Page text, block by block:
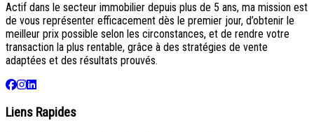
Actif dans le secteur immobilier depuis plus de 5 ans, ma mission est
de vous représenter efficacement dès le premier jour, d’obtenir le
meilleur prix possible selon les circonstances, et de rendre votre
transaction la plus rentable, grâce à des stratégies de vente
adaptées et des résultats prouvés.
Liens Rapides